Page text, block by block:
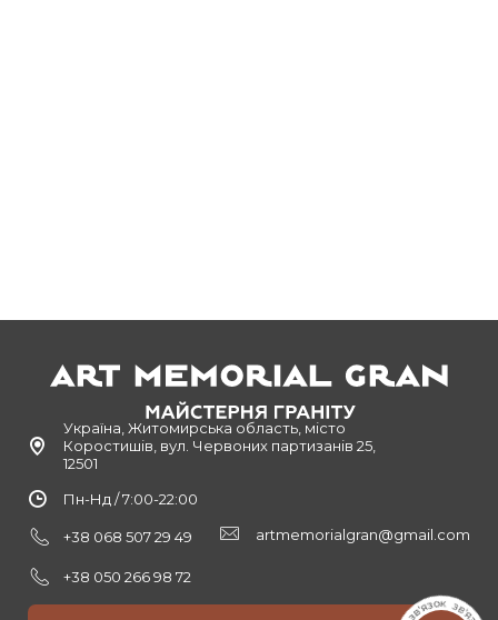
Україна, Житомирська область, місто
Коростишів, вул. Червоних партизанів 25,
12501
Пн-Нд / 7:00-22:00
+38 068 507 29 49
+38 050 266 98 72
artmemorialgran@gmail.com